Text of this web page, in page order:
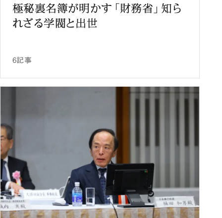
極秘裏名簿が明かす「財務省」知ら
れざる学閥と出世
6記事